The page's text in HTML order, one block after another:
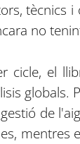
no
el
globals.
de
mentres